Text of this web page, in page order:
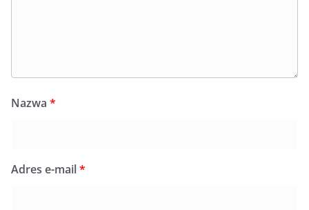
Nazwa *
Adres e-mail*